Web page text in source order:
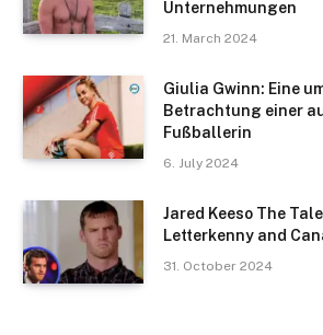
Unternehmungen
21. March 2024
Giulia Gwinn: Eine
Betrachtung einer
Fußballerin
6. July 2024
Jared Keeso The
Letterkenny and
31. October 2024